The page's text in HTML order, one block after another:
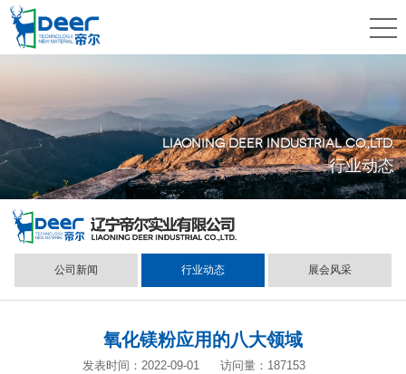
LIAONING DEER INDUSTRIAL CO.,LTD.
行业动态
公司新闻 行业动态 展会风采
氧化镁粉应用的八大领域
发表时间：2022-09-01 访问量：187153